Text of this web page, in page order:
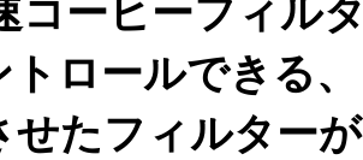
コーヒーフィルタ
ロールできる、
せたフィルターが